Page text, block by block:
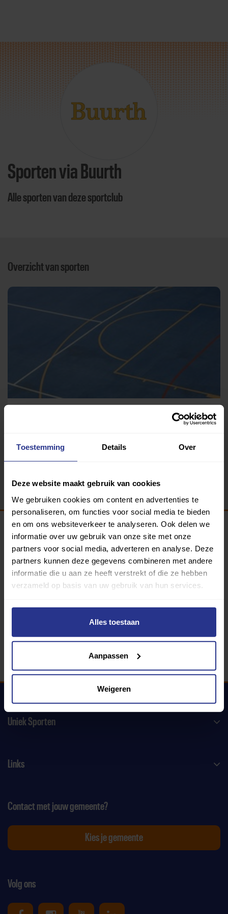
Toestemming Details Over
Deze website maakt gebruik van cookies
We gebruiken cookies om content en advertenties te
personaliseren, om functies voor social media te bieden
en om ons websiteverkeer te analyseren. Ook delen we
informatie over uw gebruik van onze site met onze
partners voor social media, adverteren en analyse. Deze
partners kunnen deze gegevens combineren met andere
informatie die u aan ze heeft verstrekt of die ze hebben
verzameld op basis van uw gebruik van hun services.
Alles toestaan
Aanpassen
Weigeren
Sporten via Buurth
Alle sporten van deze sportclub
Overzicht van sporten
Programma van:
340 gemeenten
Uniek Sporten
Links
Volg ons
Contact met jouw gemeente?
Kies je gemeente